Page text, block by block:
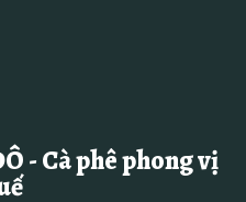
- Cà phê phong vị